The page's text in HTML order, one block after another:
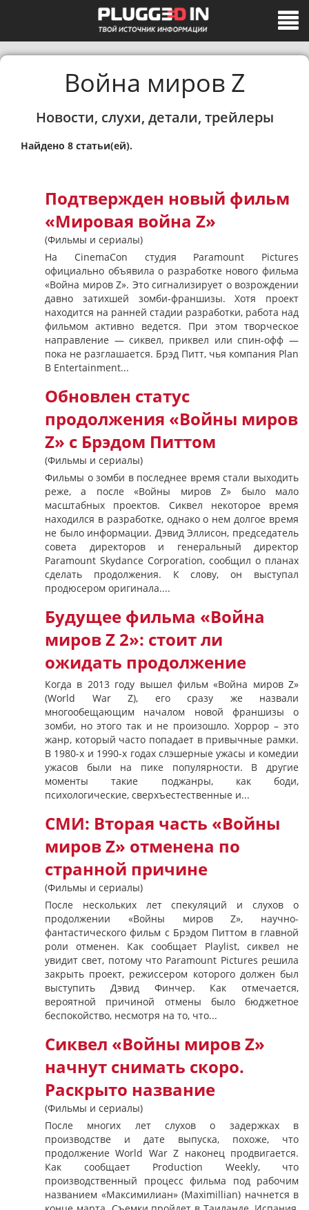
Война миров Z
Новости, слухи, детали, трейлеры
Найдено 8 статьи(ей).
Подтвержден новый фильм
«Мировая война Z»
(Фильмы и сериалы)
На CinemaCon студия Paramount Pictures
официально объявила о разработке нового фильма
«Война миров Z». Это сигнализирует о возрождении
давно затихшей зомби-франшизы. Хотя проект
находится на ранней стадии разработки, работа над
фильмом активно ведется. При этом творческое
направление — сиквел, приквел или спин-офф —
пока не разглашается. Брэд Питт, чья компания Plan
B Entertainment...
Обновлен статус
продолжения «Войны миров
Z» с Брэдом Питтом
(Фильмы и сериалы)
Фильмы о зомби в последнее время стали выходить
реже, а после «Войны миров Z» было мало
масштабных проектов. Сиквел некоторое время
находился в разработке, однако о нем долгое время
не было информации. Дэвид Эллисон, председатель
совета директоров и генеральный директор
Paramount Skydance Corporation, сообщил о планах
сделать продолжения. К слову, он выступал
продюсером оригинала....
Будущее фильма «Война
миров Z 2»: стоит ли
ожидать продолжение
Когда в 2013 году вышел фильм «Война миров Z»
(World War Z), его сразу же назвали
многообещающим началом новой франшизы о
зомби, но этого так и не произошло. Хоррор – это
жанр, который часто попадает в привычные рамки.
В 1980-х и 1990-х годах слэшерные ужасы и комедии
ужасов были на пике популярности. В другие
моменты такие поджанры, как боди,
психологические, сверхъестественные и...
СМИ: Вторая часть «Войны
миров Z» отменена по
странной причине
(Фильмы и сериалы)
После нескольких лет спекуляций и слухов о
продолжении «Войны миров Z», научно-
фантастического фильм с Брэдом Питтом в главной
роли отменен. Как сообщает Playlist, сиквел не
увидит свет, потому что Paramount Pictures решила
закрыть проект, режиссером которого должен был
выступить Дэвид Финчер. Как отмечается,
вероятной причиной отмены было бюджетное
беспокойство, несмотря на то, что...
Сиквел «Войны миров Z»
начнут снимать скоро.
Раскрыто название
(Фильмы и сериалы)
После многих лет слухов о задержках в
производстве и дате выпуска, похоже, что
продолжение World War Z наконец продвигается.
Как сообщает Production Weekly, что
производственный процесс фильма под рабочим
названием «Максимилиан» (Maximillian) начнется в